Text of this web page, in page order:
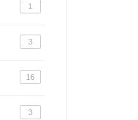
1
3
16
3